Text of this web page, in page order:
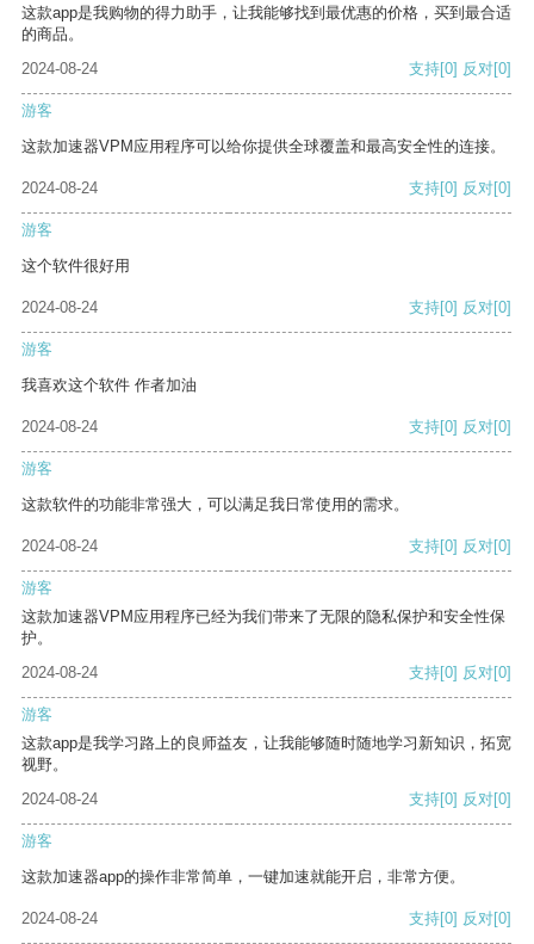
这款app是我购物的得力助手，让我能够找到最优惠的价格，买到最合适
的商品。
2024-08-24
支持[0] 反对[0]
游客
这款加速器VPM应用程序可以给你提供全球覆盖和最高安全性的连接。
2024-08-24 支持[0] 反对[0]
游客
这个软件很好用
2024-08-24 支持[0] 反对[0]
游客
我喜欢这个软件 作者加油
2024-08-24 支持[0] 反对[0]
游客
这款软件的功能非常强大，可以满足我日常使用的需求。
2024-08-24 支持[0] 反对[0]
游客
这款加速器VPM应用程序已经为我们带来了无限的隐私保护和安全性保
护。
2024-08-24
支持[0] 反对[0]
游客
这款app是我学习路上的良师益友，让我能够随时随地学习新知识，拓宽
视野。
2024-08-24
支持[0] 反对[0]
游客
这款加速器app的操作非常简单，一键加速就能开启，非常方便。
2024-08-24 支持[0] 反对[0]